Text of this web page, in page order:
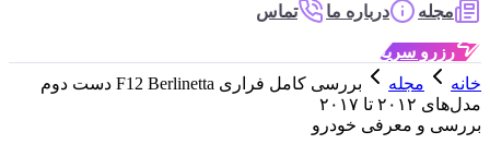
مجله
درباره ما تماس
رزرو سریع
خانه
مجله
بررسی کامل فراری F12 Berlinetta دست دوم
مدل‌های ۲۰۱۲ تا ۲۰۱۷
بررسی و معرفی خودرو